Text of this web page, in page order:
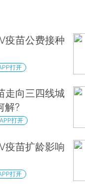
疫苗公费接种
打开
走向三四线城
解?
APP打开
疫苗扩龄影响
打开